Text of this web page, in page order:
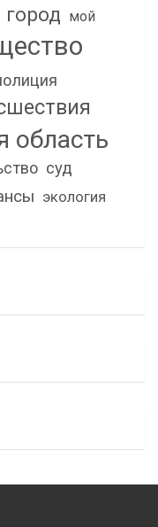
мой
область
суд
экология